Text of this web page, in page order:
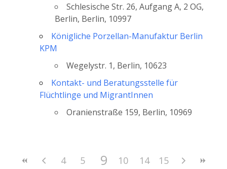
Schlesische Str. 26, Aufgang A, 2 OG,
Berlin, Berlin, 10997
Königliche Porzellan-Manufaktur Berlin
KPM
Wegelystr. 1, Berlin, 10623
Kontakt- und Beratungsstelle für
Flüchtlinge und MigrantInnen
Oranienstraße 159, Berlin, 10969
4 5 6 7 8
9 10 11 12 13
14 15